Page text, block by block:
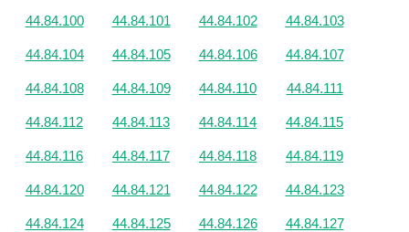
44.84.100 44.84.101 44.84.102 44.84.103
44.84.104 44.84.105 44.84.106 44.84.107
44.84.108 44.84.109 44.84.110 44.84.111
44.84.112 44.84.113 44.84.114 44.84.115
44.84.116 44.84.117 44.84.118 44.84.119
44.84.120 44.84.121 44.84.122 44.84.123
44.84.124 44.84.125 44.84.126 44.84.127